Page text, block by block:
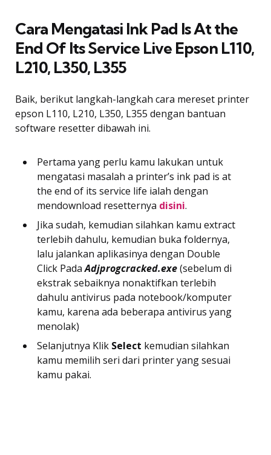
Cara Mengatasi Ink Pad Is At the
End Of Its Service Live Epson L110,
L210, L350, L355
Baik, berikut langkah-langkah cara mereset printer
epson L110, L210, L350, L355 dengan bantuan
software resetter dibawah ini.
Pertama yang perlu kamu lakukan untuk
mengatasi masalah a printer’s ink pad is at
the end of its service life ialah dengan
mendownload resetternya disini.
Jika sudah, kemudian silahkan kamu extract
terlebih dahulu, kemudian buka foldernya,
lalu jalankan aplikasinya dengan Double
Click PadaAdjprogcracked.exe(sebelum di
ekstrak sebaiknya nonaktifkan terlebih
dahulu antivirus pada notebook/komputer
kamu, karena ada beberapa antivirus yang
menolak)
Selanjutnya Klik Select kemudian silahkan
kamu memilih seri dari printer yang sesuai
kamu pakai.